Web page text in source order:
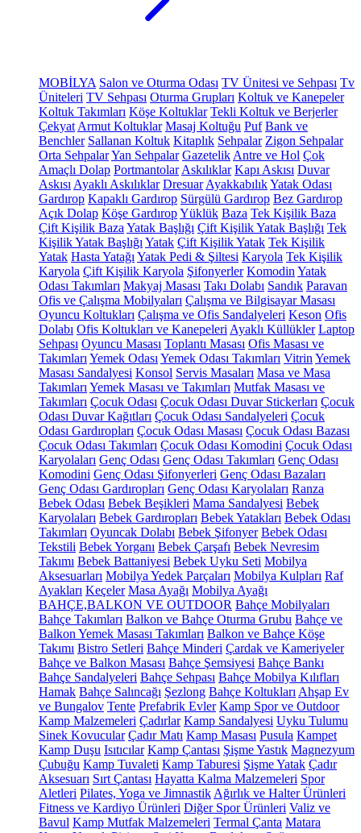
MOBİLYA Salon ve Oturma Odası TV Ünitesi ve Sehpası Tv
Üniteleri TV Sehpası Oturma Grupları Koltuk ve Kanepeler
Koltuk Takımları Köşe Koltuklar Tekli Koltuk ve Berjerler
Çekyat Armut Koltuklar Masaj Koltuğu Puf Bank ve
Benchler Sallanan Koltuk Kitaplık Sehpalar Zigon Sehpalar
Orta SehpalarYan Sehpalar Gazetelik Antre ve Hol Çok
Amaçlı Dolap Portmantolar Askılıklar Kapı Askısı Duvar
Askısı Ayaklı Askılıklar Dresuar AyakkabılıkYatak Odası
Gardırop Kapaklı Gardırop Sürgülü Gardırop Bez Gardırop
Açık Dolap Köşe GardıropYüklük Baza Tek Kişilik Baza
Çift Kişilik Baza Yatak Başlığı Çift Kişilik Yatak Başlığı Tek
Kişilik Yatak Başlığı Yatak Çift Kişilik Yatak Tek Kişilik
Yatak Hasta Yatağı Yatak Pedi & Şiltesi Karyola Tek Kişilik
Karyola Çift Kişilik Karyola Şifonyerler Komodin Yatak
Odası Takımları Makyaj Masası Takı Dolabı Sandık Paravan
Ofis ve Çalışma Mobilyaları Çalışma ve Bilgisayar Masası
Oyuncu Koltukları Çalışma ve Ofis Sandalyeleri Keson Ofis
Dolabı Ofis Koltukları ve Kanepeleri Ayaklı Küllükler Laptop
Sehpası Oyuncu Masası Toplantı Masası Ofis Masası ve
Takımları Yemek Odası Yemek Odası Takımları Vitrin Yemek
Masası Sandalyesi Konsol Servis Masaları Masa ve Masa
Takımları Yemek Masası ve Takımları Mutfak Masası ve
Takımları Çocuk Odası Çocuk Odası Duvar Stickerları Çocuk
Odası Duvar Kağıtları Çocuk Odası Sandalyeleri Çocuk
Odası Gardıropları Çocuk Odası Masası Çocuk Odası Bazası
Çocuk Odası Takımları Çocuk Odası Komodini Çocuk Odası
Karyolaları Genç Odası Genç Odası Takımları Genç Odası
Komodini Genç Odası Şifonyerleri Genç Odası Bazaları
Genç Odası Gardıropları Genç Odası Karyolaları Ranza
Bebek Odası Bebek Beşikleri Mama Sandalyesi Bebek
Karyolaları Bebek Gardıropları Bebek Yatakları Bebek Odası
Takımları Oyuncak Dolabı Bebek Şifonyer Bebek Odası
Tekstili Bebek Yorganı Bebek Çarşafı Bebek Nevresim
Takımı Bebek Battaniyesi Bebek Uyku Seti Mobilya
Aksesuarları Mobilya Yedek Parçaları Mobilya Kulpları Raf
Ayakları Keçeler Masa Ayağı Mobilya Ayağı
BAHÇE,BALKON VE OUTDOOR Bahçe Mobilyaları
Bahçe Takımları Balkon ve Bahçe Oturma Grubu Bahçe ve
Balkon Yemek Masası Takımları Balkon ve Bahçe Köşe
Takımı Bistro Setleri Bahçe Minderi Çardak ve Kameriyeler
Bahçe ve Balkon Masası Bahçe Şemsiyesi Bahçe Bankı
Bahçe Sandalyeleri Bahçe Sehpası Bahçe Mobilya Kılıfları
Hamak Bahçe Salıncağı Şezlong Bahçe Koltukları Ahşap Ev
ve Bungalov Tente Prefabrik Evler Kamp Spor ve Outdoor
Kamp Malzemeleri Çadırlar Kamp Sandalyesi Uyku Tulumu
Sinek Kovucular Çadır Matı Kamp Masası Pusula Kampet
Kamp Duşu Isıtıcılar Kamp Çantası Şişme Yastık Magnezyum
Çubuğu Kamp Tuvaleti Kamp Taburesi Şişme Yatak Çadır
Aksesuarı Sırt Çantası Hayatta Kalma Malzemeleri Spor
Aletleri Pilates, Yoga ve Jimnastik Ağırlık ve Halter Ürünleri
Fitness ve Kardiyo Ürünleri Diğer Spor Ürünleri Valiz ve
Bavul Kamp Mutfak Malzemeleri Termal Çanta Matara